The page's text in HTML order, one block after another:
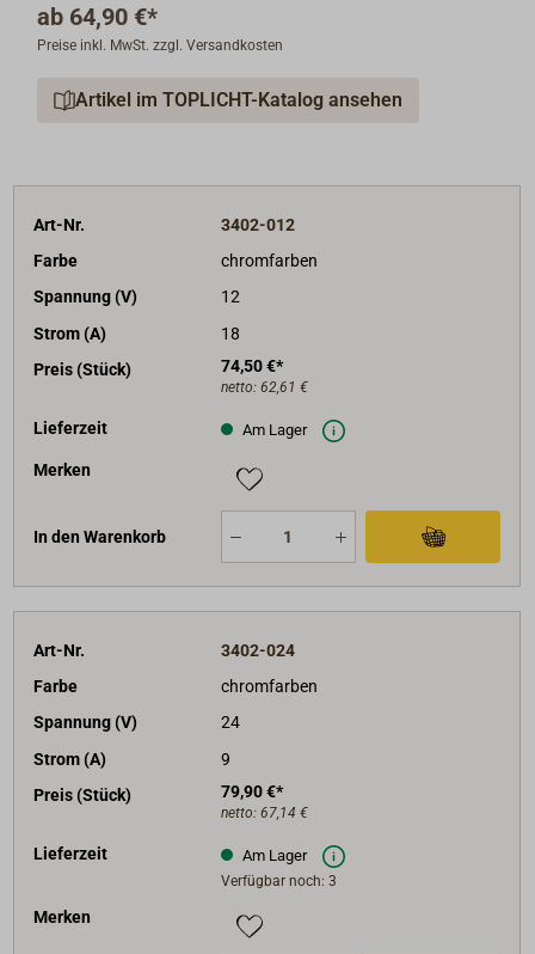
ab 64,90 €*
Preise inkl. MwSt. zzgl. Versandkosten
Artikel im TOPLICHT-Katalog ansehen
Art-Nr.
3402-012
Farbe
chromfarben
Spannung (V)
12
Strom (A)
18
Preis (Stück)
74,50 €*
netto: 62,61 €
Lieferzeit Am Lager
Merken
In den Warenkorb
Art-Nr.
3402-024
Farbe
chromfarben
Spannung (V)
24
Strom (A)
9
Preis (Stück)
79,90 €*
netto: 67,14 €
Lieferzeit Am Lager
Verfügbar noch: 3
Merken